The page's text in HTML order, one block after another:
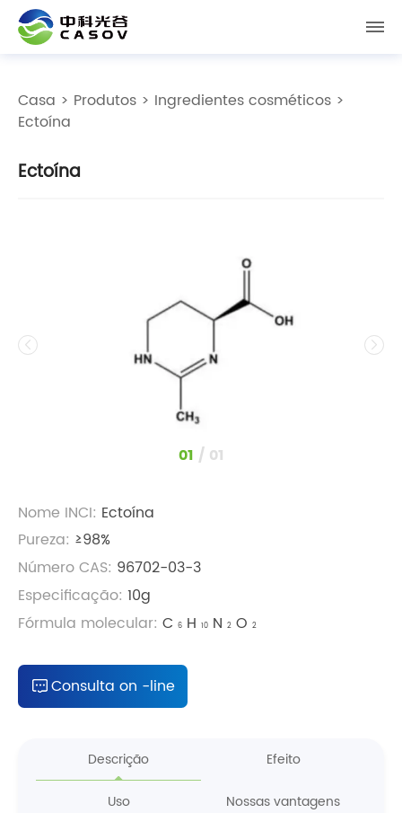
Casa > Produtos > Ingredientes cosméticos >
Ectoína
Ectoína
1 / 1
Nome INCI: Ectoína
Pureza: ≥98%
Número CAS: 96702-03-3
Especificação: 10g
Fórmula molecular: C 6 H 10 N 2 O 2
Consulta on -line
Descrição Efeito
Uso Nossas vantagens